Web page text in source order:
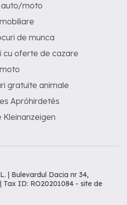
auto/moto
de munca
cu oferte de cazare
gratuite animale
Apróhirdetés
Kleinanzeigen
| Bulevardul Dacia nr 34,
Tax ID: RO20201084 - site de